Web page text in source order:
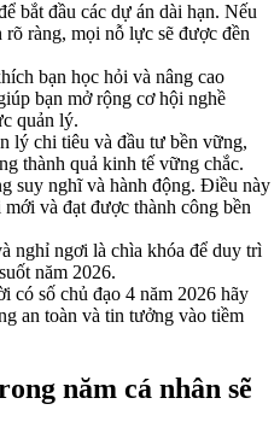
bắt đầu các dự án dài hạn. Nếu
ràng, mọi nỗ lực sẽ được đền
bạn học hỏi và nâng cao
bạn mở rộng cơ hội nghề
quản lý.
lý chi tiêu và đầu tư bền vững,
thành quả kinh tế vững chắc.
suy nghĩ và hành động. Điều này
và đạt được thành công bền
nghỉ ngơi là chìa khóa để duy trì
năm 2026.
có số chủ đạo 4 năm 2026 hãy
an toàn và tin tưởng vào tiềm
năm cá nhân sẽ